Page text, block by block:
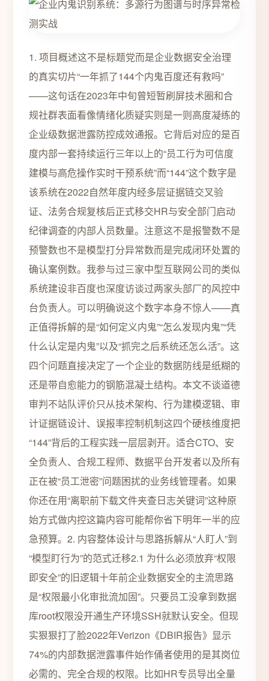
1. 项目概述这不是标题党而是企业数据安全治理
的真实切片“一年抓了144个内鬼百度还有救吗”
——这句话在2023年中旬曾短暂刷屏技术圈和合
规社群表面看像情绪化质疑实则是一则高度凝练的
企业级数据泄露防控成效通报。它背后对应的是百
度内部一套持续运行三年以上的“员工行为可信度
建模与高危操作实时干预系统”而“144”这个数字是
该系统在2022自然年度内经多层证据链交叉验
证、法务合规复核后正式移交HR与安全部门启动
纪律调查的内部人员数量。注意这不是报警数不是
预警数也不是模型打分异常数而是完成闭环处置的
确认案例数。我参与过三家中型互联网公司的类似
系统建设非百度也深度访谈过两家头部厂的风控中
台负责人。可以明确说这个数字本身不惊人——真
正值得拆解的是“如何定义内鬼”“怎么发现内鬼”“凭
什么认定是内鬼”以及“抓完之后系统还怎么活”。这
四个问题直接决定了一个企业的数据防线是纸糊的
还是带自愈能力的钢筋混凝土结构。本文不谈道德
审判不站队评价只从技术架构、行为建模逻辑、审
计证据链设计、误报率控制机制这四个硬核维度把
“144”背后的工程实践一层层剥开。适合CTO、安
全负责人、合规工程师、数据平台开发者以及所有
正在被“员工泄密”问题困扰的业务线管理者。如果
你还在用“离职前下载文件夹查日志关键词”这种原
始方式做内控这篇内容可能帮你省下明年一半的应
急预算。2. 内容整体设计与思路拆解从“人盯人”到
“模型盯行为”的范式迁移2.1 为什么必须放弃“权限
即安全”的旧逻辑十年前企业数据安全的主流思路
是“权限最小化审批流加固”。只要员工没拿到数据
库root权限没开通生产环境SSH就默认安全。但现
实狠狠打了脸2022年Verizon《DBIR报告》显示
74%的内部数据泄露事件始作俑者使用的是其岗位
必需的、完全合规的权限。比如HR专员导出全量